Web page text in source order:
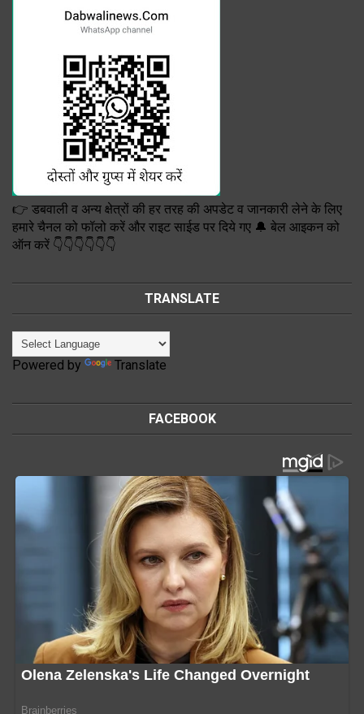
👉 डबवाली व अन्य क्षेत्रों की हर तरह की अपडेट व जानकारी लेने के लिए
हमारे चैनल को फॉलो करें और राइट साईड पर दिये गए 🔔 बेल आइकन को
ऑन करें 👇👇👇👇👇👇
TRANSLATE
Powered by Translate
FACEBOOK